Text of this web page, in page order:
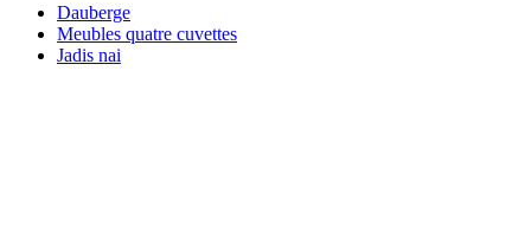
Dauberge
Meubles quatre cuvettes
Jadis nai